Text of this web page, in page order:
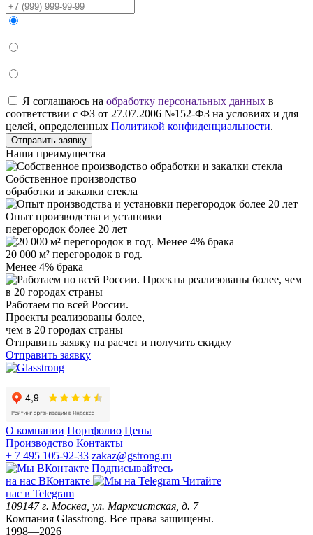
Я соглашаюсь на обработку персональных данных в
соответствии с ФЗ от 27.07.2006 №152-ФЗ на условиях и для
целей, определенных Политикой конфиденциальности.
Отправить заявку
Наши преимущества
Собственное производство
обработки и закалки стекла
Опыт производства и установки
перегородок более 20 лет
20 000 м² перегородок в год.
Менее 4% брака
Работаем по всей России.
Проекты реализованы более,
чем в 20 городах страны
Отправить заявку на расчет и получить скидку
Отправить заявку
О компании Портфолио Цены
Производство Контакты
+ 7 495 105-92-33 zakaz@gstrong.ru
Подписывайтесь
на наc ВКонтакте
Читайте
нас в Telegram
109147 г. Москва ул. Марксистская, д. 7
Компания Glasstrong. Все права защищены.
1998—2026